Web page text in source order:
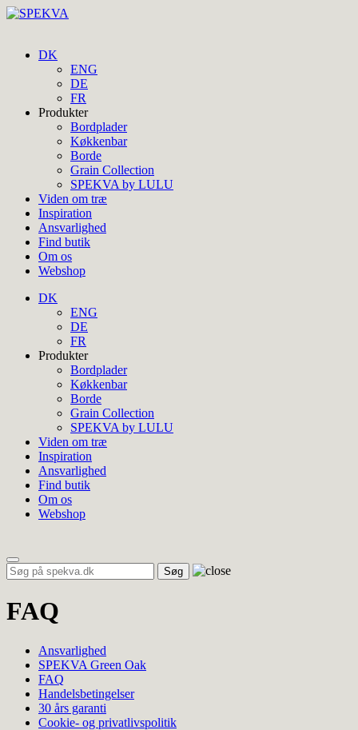
DK
ENG
DE
FR
Produkter
Bordplader
Køkkenbar
Borde
Grain Collection
SPEKVA by LULU
Viden om træ
Inspiration
Ansvarlighed
Find butik
Om os
Webshop
DK
ENG
DE
FR
Produkter
Bordplader
Køkkenbar
Borde
Grain Collection
SPEKVA by LULU
Viden om træ
Inspiration
Ansvarlighed
Find butik
Om os
Webshop
Toggle
navigation
FAQ
Ansvarlighed
SPEKVA Green Oak
FAQ
Handelsbetingelser
30 års garanti
Cookie- og privatlivspolitik